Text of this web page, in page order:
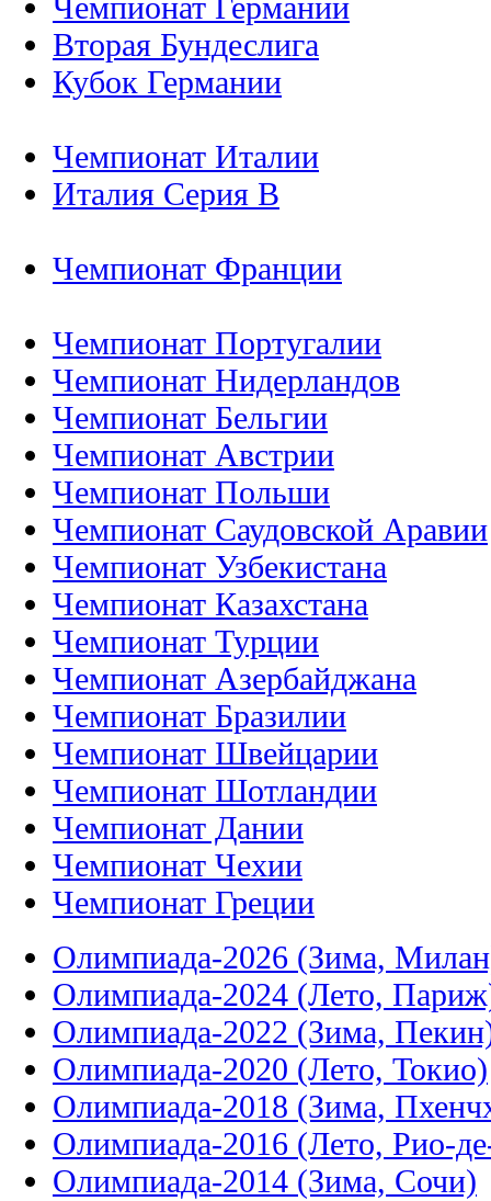
Чемпионат Германии
Вторая Бундеслига
Кубок Германии
Чемпионат Италии
Италия Серия B
Чемпионат Франции
Чемпионат Португалии
Чемпионат Нидерландов
Чемпионат Бельгии
Чемпионат Австрии
Чемпионат Польши
Чемпионат Саудовской Аравии
Чемпионат Узбекистана
Чемпионат Казахстана
Чемпионат Турции
Чемпионат Азербайджана
Чемпионат Бразилии
Чемпионат Швейцарии
Чемпионат Шотландии
Чемпионат Дании
Чемпионат Чехии
Чемпионат Греции
Олимпиада-2026 (Зима,
Олимпиада-2024 (Лето,
Олимпиада-2022 (Зима,
Олимпиада-2020 (Лето, Токио)
Олимпиада-2018 (Зима,
Олимпиада-2016 (Лето, Рио-
Олимпиада-2014 (Зима, Сочи)